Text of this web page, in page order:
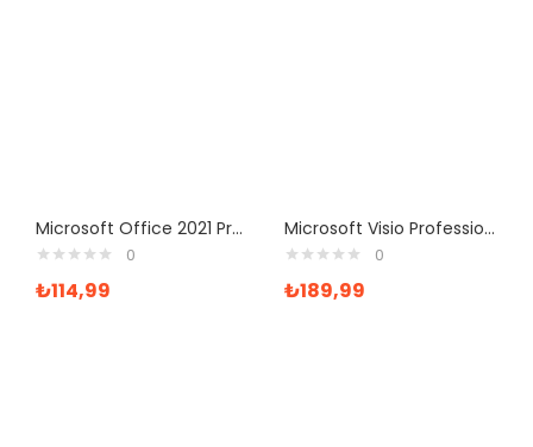
Microsoft Office 2021 Professional Plus Lisans Anahtarı
0
₺114,99
Microsoft Visio Professional 2021 Dijital Lisans Anahtarı
0
₺189,99